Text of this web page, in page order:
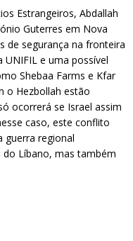
Estrangeiros, Abdallah
Guterres em Nova
de segurança na fronteira
e uma possível
Shebaa Farms e Kfar
o Hezbollah estão
ocorrerá se Israel assim
caso, este conflito
guerra regional
Líbano, mas também